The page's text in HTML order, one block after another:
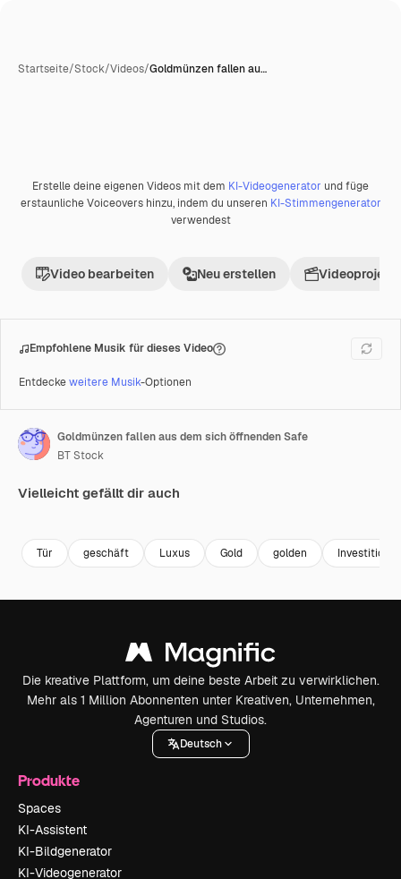
Startseite/Stock/Videos/Goldmünzen fallen au…
Premium
Erstelle deine eigenen Videos mit dem KI-Videogenerator und füge
erstaunliche Voiceovers hinzu, indem du unseren KI-Stimmengenerator
verwendest
Video bearbeiten Neu erstellen Videoprojekt
Empfohlene Musik für dieses Video
Entdeckeweitere Musik-Optionen
Goldmünzen fallen aus dem sich öffnenden Safe
BT Stock
Vielleicht gefällt dir auch
Tür geschäft Luxus Gold golden Investition
Die kreative Plattform, um deine beste Arbeit zu verwirklichen.
Mehr als 1 Million Abonnenten unter Kreativen, Unternehmen,
Agenturen und Studios.
Deutsch
Produkte
Spaces
KI-Assistent
KI-Bildgenerator
KI-Videogenerator